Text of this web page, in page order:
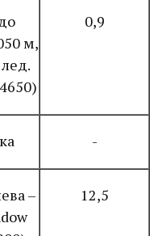
м,
0,9
-
–
12,5